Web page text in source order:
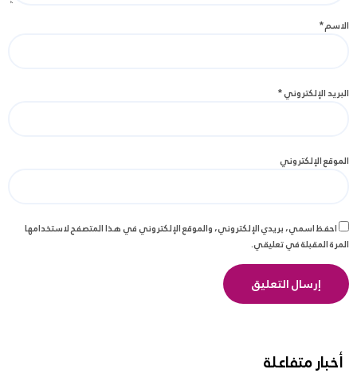
الاسم*
البريد الإلكتروني*
الموقع الإلكتروني
احفظ اسمي، بريدي الإلكتروني، والموقع الإلكتروني في هذا المتصفح لاستخدامها
المرة المقبلة في تعليقي.
أخبار متفاعلة